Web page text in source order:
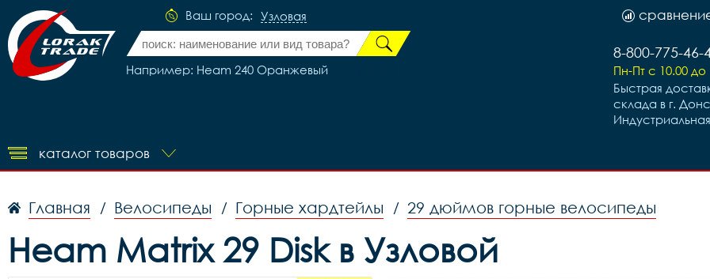
Ваш город: Узловая
Например: Heam 240 Оранжевый
8-800-775-46-
Пн-Пт с 10.00 до
Быстрая
склада в г.
каталог товаров
Главная / Велосипеды / Горные хардтейлы / 29 дюймов горные велосипеды
Heam Matrix 29 Disk в Узловой